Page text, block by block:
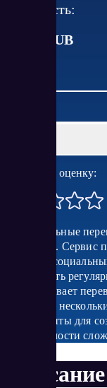
Стоимость:
RUB
Поставить оценку:
Моментальные
субъектам. Сервис
сайтах, в
настраивать
Поддерживает
работает с
инструменты для
необходимости